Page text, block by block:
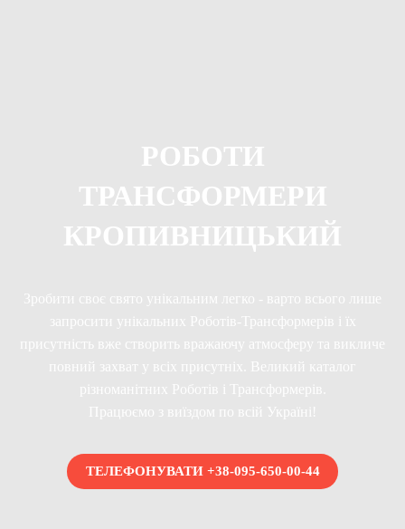
РОБОТИ
ТРАНСФОРМЕРИ
КРОПИВНИЦЬКИЙ
Зробити своє свято унікальним легко - варто всього лише
запросити унікальних Роботів-Трансформерів і їх
присутність вже створить вражаючу атмосферу та викличе
повний захват у всіх присутніх. Великий каталог
різноманітних Роботів і Трансформерів.
Працюємо з виїздом по всій Україні!
ТЕЛЕФОНУВАТИ +38-095-650-00-44